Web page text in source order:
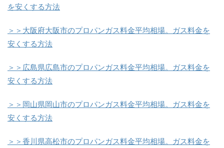
を安くする方法
＞＞大阪府大阪市のプロパンガス料金平均相場。ガス料金を
安くする方法
＞＞広島県広島市のプロパンガス料金平均相場。ガス料金を
安くする方法
＞＞岡山県岡山市のプロパンガス料金平均相場。ガス料金を
安くする方法
＞＞香川県高松市のプロパンガス料金平均相場。ガス料金を